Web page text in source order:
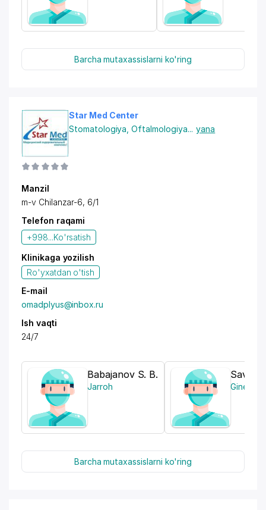
Barcha mutaxassislarni ko'ring
Star Med Center
Stomatologiya ,Oftalmologiya... yana
Manzil
m-v Chilanzar-6, 6/1
Telefon raqami
+998...Ko'rsatish
Klinikaga yozilish
Ro'yxatdan o'tish
E-mail
omadplyus@inbox.ru
Ish vaqti
24/7
Babajanov S. B.
Jarroh
Barcha mutaxassislarni ko'ring